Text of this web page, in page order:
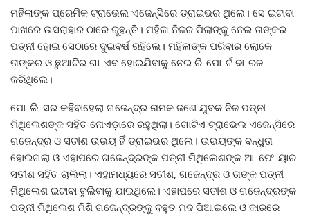
ମହିଳାଙ୍କ ପ୍ରେମିକ ଟ୍ରାଭେଲ ଏଜେନ୍ସିରେ ଡ୍ରାଇଭର ଥିଲେ। ସେ ଇଟାବା
ପାଖରେ ଉସରାହାର ଠାରେ ରୁହନ୍ତି। ମହିଳା ନିଜର ପିଲାଙ୍କୁ ନେଇ ତାଙ୍କର
ପତ୍ନୀ ହୋଇ ସେଠାରେ ଦୁଇବର୍ଷ ରହିଲେ। ମହିଳାଙ୍କ ପରିବାର ଲୋକେ
ତାଙ୍କର ଓ ଛୁଆଟିର ଗା-ଏବ ହୋଇଯିବାକୁ ନେଇ ରି-ପୋ-ର୍ଟ ଦା-ରଜ
କରିଥିଲେ।
ପୋ-ଲି-ସର କହିବାହେଲା ଗଜେନ୍ଦ୍ର ନାମକ ଜଣେ ଯୁବକ ନିଜ ପତ୍ନୀ
ମିଥିଲେଶଙ୍କ ସହିତ ନୋଏଡ଼ାରେ ରହୁଥିଲା। ଗୋଟିଏ ଟ୍ରାଭେଲ ଏଜେନ୍ସିରେ
ଗଜେନ୍ଦ୍ର ଓ ସତୀଶ ଉଭୟ ହିଁ ଡ୍ରାଇଭର ଥିଲେ। ଉଭୟଙ୍କ ବନ୍ଧୁତା
ହୋଇଗଲା ଓ ଏହାପରେ ଗଜେନ୍ଦ୍ରଙ୍କ ପତ୍ନୀ ମିଥିଲେଶଙ୍କ ଆ-ଫେ-ୟାର
ସତୀଶ ସହିତ ଚାଲିଲା। ଏହାମଧ୍ୟରେ ସତୀଶ, ଗଜେନ୍ଦ୍ର ଓ ତାଙ୍କ ପତ୍ନୀ
ମିଥିଲେଶ ଇଟାବା ବୁଲିବାକୁ ଯାଇଥିଲେ। ଏହାପରେ ସତୀଶ ଓ ଗଜେନ୍ଦ୍ରଙ୍କ
ପତ୍ନୀ ମିଥିଲେଶ ମିଶି ଗଜେନ୍ଦ୍ରଙ୍କୁ ବହୁତ ମଦ ପିଆଇଲେ ଓ କାରରେ